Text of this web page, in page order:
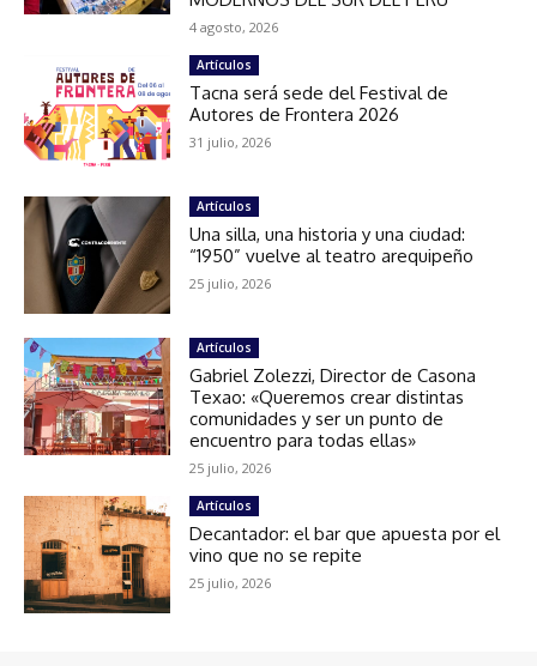
4 agosto, 2026
Artículos
Tacna será sede del Festival de
Autores de Frontera 2026
31 julio, 2026
Artículos
Una silla, una historia y una ciudad:
“1950” vuelve al teatro arequipeño
25 julio, 2026
Artículos
Gabriel Zolezzi, Director de Casona
Texao: «Queremos crear distintas
comunidades y ser un punto de
encuentro para todas ellas»
25 julio, 2026
Artículos
Decantador: el bar que apuesta por el
vino que no se repite
25 julio, 2026